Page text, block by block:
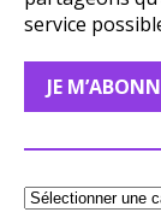
service